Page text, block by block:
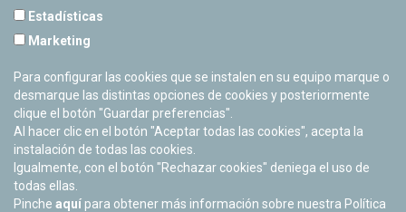
Cerrado Temporalmente
Estadísticas
Marketing
Para configurar las cookies que se instalen en su equipo marque o
desmarque las distintas opciones de cookies y posteriormente
clique el botón "Guardar preferencias".
Al hacer clic en el botón "Aceptar todas las cookies", acepta la
instalación de todas las cookies.
Igualmente, con el botón "Rechazar cookies" deniega el uso de
todas ellas.
Pinche aquí para obtener más información sobre nuestra Política